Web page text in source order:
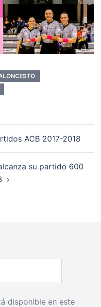
ACB 2017-2018
su partido 600
disponible en este